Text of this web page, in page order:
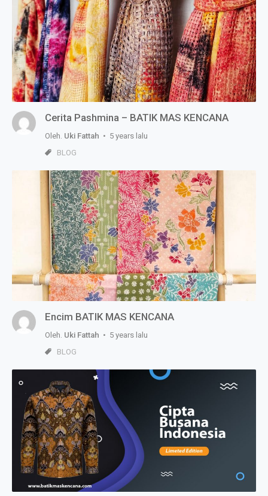
Cerita Pashmina – BATIK MAS KENCANA
Oleh. Uki Fattah • 5 years lalu
BLOG
Encim BATIK MAS KENCANA
Oleh. Uki Fattah • 5 years lalu
BLOG